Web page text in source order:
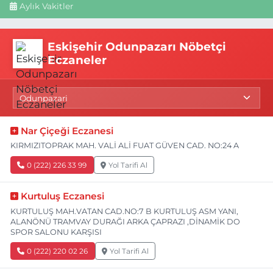
Aylık Vakitler
Eskişehir Odunpazarı Nöbetçi
Eczaneler
Nar Çiçeği Eczanesi
KIRMIZITOPRAK MAH. VALİ ALİ FUAT GÜVEN CAD. NO:24 A
0 (222) 226 33 99 Yol Tarifi Al
Kurtuluş Eczanesi
KURTULUŞ MAH.VATAN CAD.NO:7 B KURTULUŞ ASM YANI,
ALANÖNÜ TRAMVAY DURAĞI ARKA ÇAPRAZI ,DİNAMİK DO
SPOR SALONU KARŞISI
0 (222) 220 02 26 Yol Tarifi Al